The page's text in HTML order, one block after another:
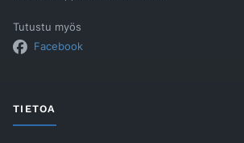
Tutustu myös
Facebook
TIETOA